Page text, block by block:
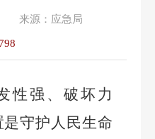
来源： 应急局
798
性强、破坏力
守护人民生命